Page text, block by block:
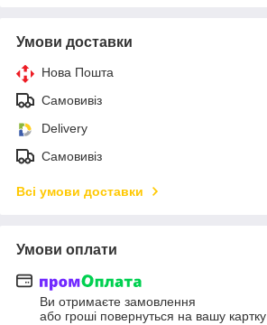
Умови доставки
Нова Пошта
Самовивіз
Delivery
Самовивіз
Всі умови доставки
Умови оплати
Ви отримаєте замовлення
або гроші повернуться на вашу картку